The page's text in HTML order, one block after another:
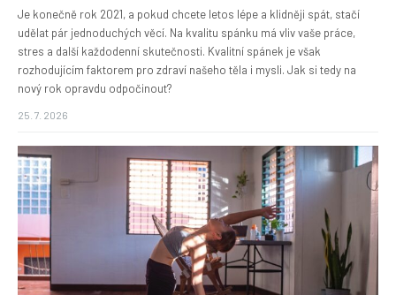
Je konečně rok 2021, a pokud chcete letos lépe a klidněji spát, stačí
udělat pár jednoduchých věcí. Na kvalitu spánku má vliv vaše práce,
stres a další každodenní skutečnosti. Kvalitní spánek je však
rozhodujícím faktorem pro zdraví našeho těla i mysli. Jak si tedy na
nový rok opravdu odpočinout?
25. 7. 2026